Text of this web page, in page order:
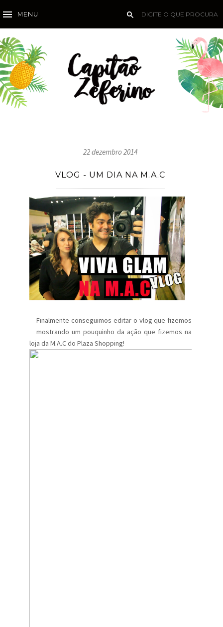
MENU
22 dezembro 2014
VLOG - UM DIA NA M.A.C
Finalmente conseguimos editar o vlog que fizemos
mostrando um pouquinho da ação que fizemos na
loja da M.A.C do Plaza Shopping!